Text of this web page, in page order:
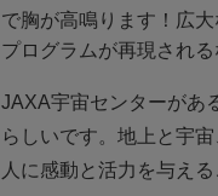
で胸が高鳴ります！広
プログラムが再現され
JAXA宇宙センターがあ
らしいです。地上と宇
人に感動と活力を与える